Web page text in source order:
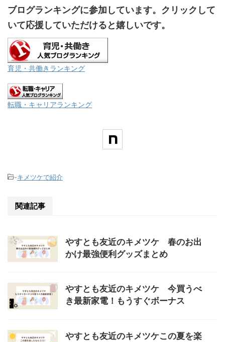
ブログランキングに参加しています。クリックして
いて応援していただけると嬉しいです。
育児・共働きランキング
転職・キャリアランキング
-キメツケで紹介
関連記事
やすとも友近のキメツケ 春のお出
かけ最強便利グッズまとめ
やすとも友近のキメツケ 今買うべ
き最新家電！もうすぐボーナス
やすとも友近のキメツケこの夏を楽